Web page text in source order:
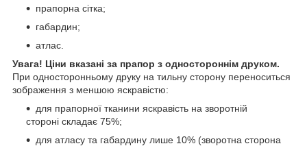
прапорна сітка;
габардин;
атлас.
Увага! Ціни вказані за прапор з одностороннім друком.
При односторонньому друку на тильну сторону переноситься
зображення з меншою яскравістю:
для прапорної тканини яскравість на зворотній
стороні складає 75%;
для атласу та габардину лише 10% (зворотна сторона